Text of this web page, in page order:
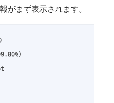
がまず表示されます。